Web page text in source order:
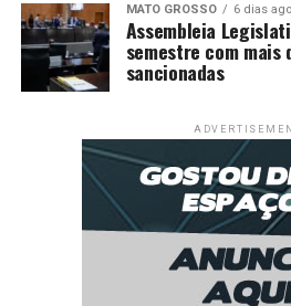
MATO GROSSO 6 dias ago
Assembleia
semestre com mais
sancionadas